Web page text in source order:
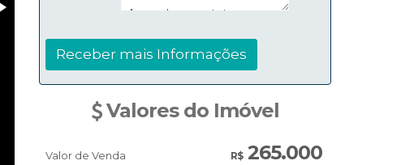
Valores do Imóvel
R$265.000
Valor de Venda